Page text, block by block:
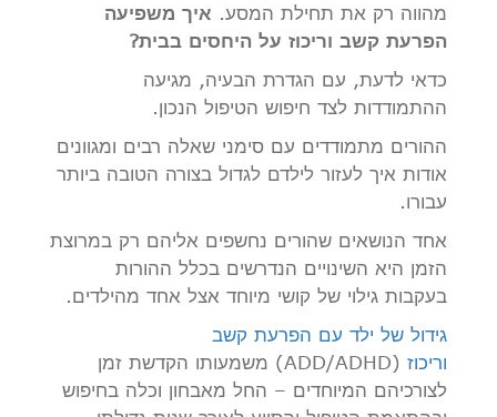
מהווה רק את תחילת המסע. איך משפיעה
הפרעת קשב וריכוז על היחסים בבית?
כדאי לדעת, עם הגדרת הבעיה, מגיעה
ההתמודדות לצד חיפוש הטיפול הנכון.
ההורים מתמודדים עם סימני שאלה רבים ומגוונים
אודות איך לעזור לילדם לגדול בצורה הטובה ביותר
עבורו.
אחד הנושאים שהורים נחשפים אליהם רק במרוצת
הזמן היא השינויים הנדרשים בכלל ההורות
בעקבות גילוי של קושי מיוחד אצל אחד מהילדים.
גידול של ילד עם הפרעת קשב
וריכוז
(ADD/ADHD) משמעותו הקדשת זמן
לצורכיהם המיוחדים – החל מאבחון וכלה בחיפוש